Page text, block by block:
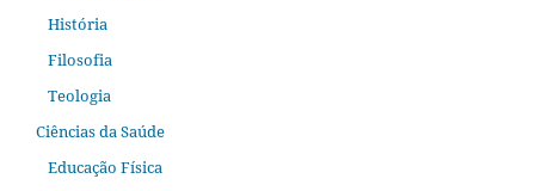
História
Filosofia
Teologia
Ciências da Saúde
Educação Física